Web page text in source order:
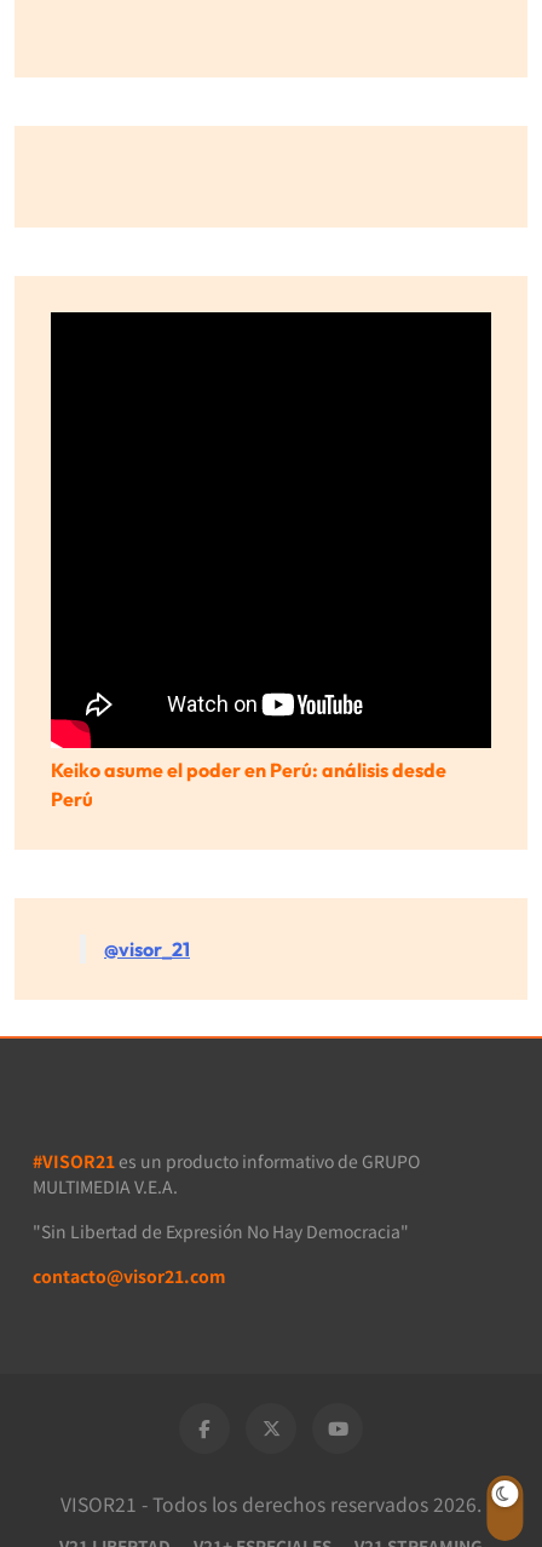
Keiko asume el poder en Perú: análisis desde
Perú
@visor_21
#VISOR21 es un producto informativo de GRUPO
MULTIMEDIA V.E.A.
"Sin Libertad de Expresión No Hay Democracia"
contacto@visor21.com
VISOR21 - Todos los derechos reservados 2026.